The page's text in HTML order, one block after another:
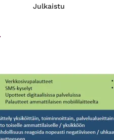
Julkaistu